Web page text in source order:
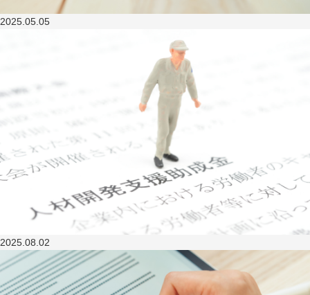
2025.05.05
2025.08.02